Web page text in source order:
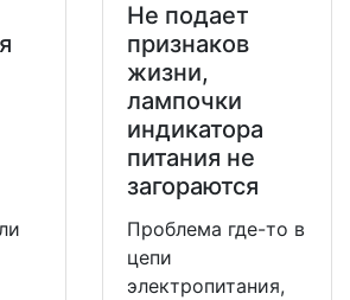
Не подает
признаков
жизни,
лампочки
индикатора
питания не
загораются
Проблема где-то в
цепи
электропитания,